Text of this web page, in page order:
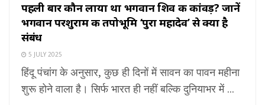
पहली बार कौन लाया था भगवान शिव की कांवड़? जानें
भगवान परशुराम की तपोभूमि ‘पुरा महादेव’ से क्या है
संबंध
5 JULY 2025
हिंदू पंचांग के अनुसार, कुछ ही दिनों में सावन का पावन महीना
शुरू होने वाला है। सिर्फ भारत ही नहीं बल्कि दुनियाभर में ...